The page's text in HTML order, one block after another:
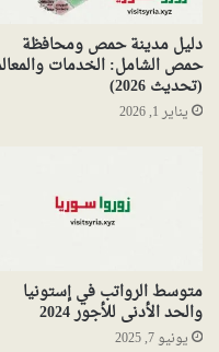
دليل مدينة حمص ومحافظة
حمص الشامل: الخدمات
(تحديث 2026)
يناير 1, 2026
متوسط الرواتب في إستونيا
والحد الأدنى للأجور 2024
يونيو 7, 2025